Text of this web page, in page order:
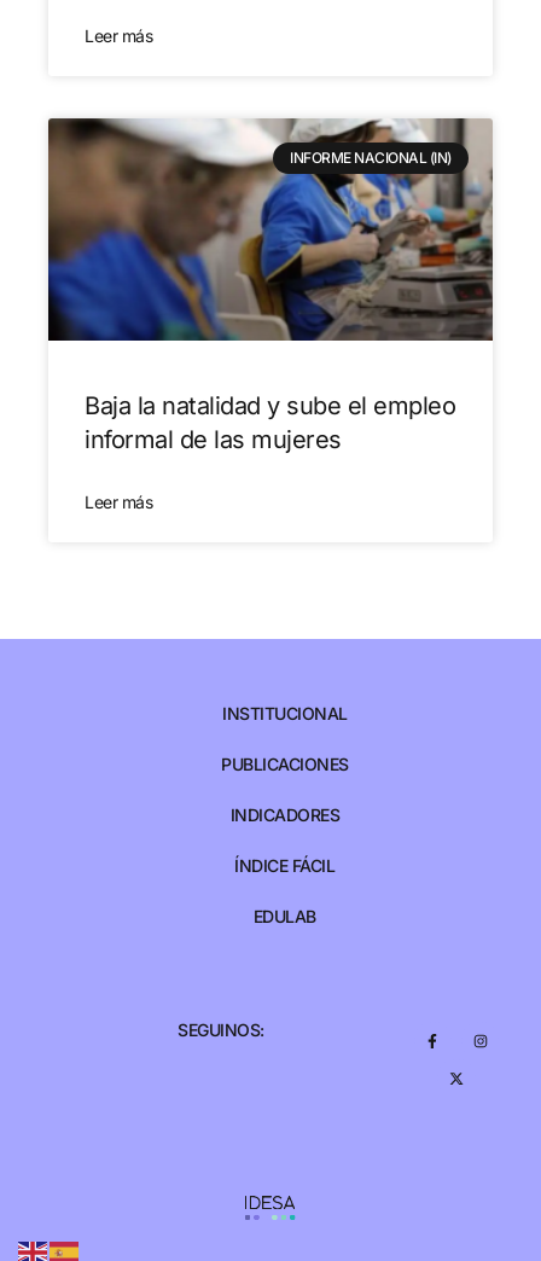
Leer más
INFORME NACIONAL (IN)
Baja la natalidad y sube el empleo
informal de las mujeres
Leer más
INSTITUCIONAL
PUBLICACIONES
INDICADORES
ÍNDICE FÁCIL
EDULAB
SEGUINOS: